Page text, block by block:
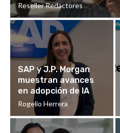
Reseller Redactores
SAP y J.P. Morgan
muestran avances
en adopción de IA
Rogelio Herrera